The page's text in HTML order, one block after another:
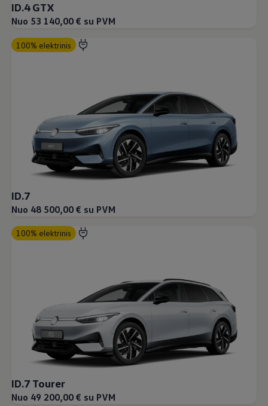
ID.4 GTX
Nuo 53 140,00 € su PVM
100% elektrinis
ID.7
Nuo 48 500,00 € su PVM
100% elektrinis
ID.7 Tourer
Nuo 49 200,00 € su PVM